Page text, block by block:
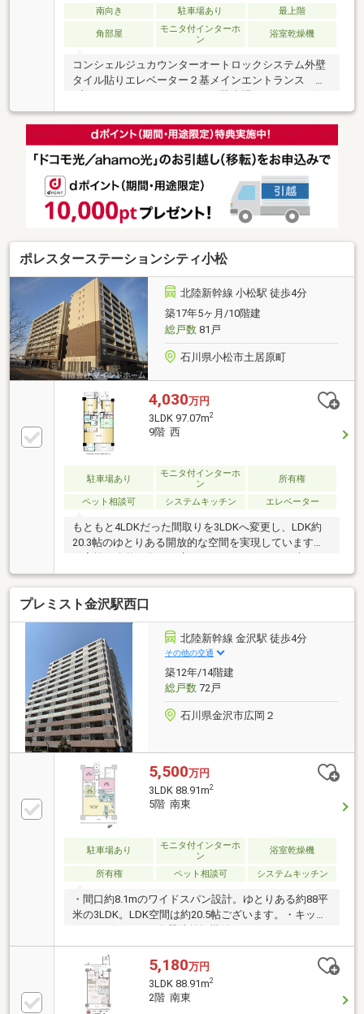
南向き 駐車場あり 最上階
角部屋
モニタ付インターホ
ン
浴室乾燥機
コンシェルジュカウンターオートロックシステム外壁
タイル貼りエレベーター２基メインエントランス サ
ブエントランストランクルーム駐車場にチェーンゲー
ト設置駐車場にロードヒーティング敷設ペット飼育可
（飼養細則参照）
ポレスターステーションシティ小松
北陸新幹線 小松駅 徒歩4分
築17年5ヶ月/10階建
総戸数81戸
石川県小松市土居原町
4,030万円
3LDK 97.07m2
9階 西
駐車場あり
モニタ付インターホ
ン
所有権
ペット相談可 システムキッチン エレベーター
もともと4LDKだった間取りを3LDKへ変更し、LDK約
20.3帖のゆとりある開放的な空間を実現しています。
家具を配置してもゆとりのある設計。2面バルコニー
付きで通風・採光も良好です。高層階ならではの開放
感も魅力のひとつ。大切なペットと一緒に暮らせる点
も嬉しいポイントです。利便性の高い立地とゆとりあ
る住空間を兼ね備えた、快適なマンションライフを叶
える一邸です。売主様居住中のため、ご内見は事前に
ご予約が必要です。お引渡しは2027年3月中旬以降で
す。
プレミスト金沢駅西口
北陸新幹線 金沢駅 徒歩4分
その他の交通
築12年/14階建
総戸数72戸
石川県金沢市広岡２
5,500万円
3LDK 88.91m2
5階 南東
駐車場あり
モニタ付インターホ
ン
浴室乾燥機
所有権 ペット相談可 システムキッチン
・間口約8.1mのワイドスパン設計。ゆとりある約88平
米の3LDK。LDK空間は約20.5帖ございます。・キッチ
勝手口も付いております。・浴室14×18サイズ。追い
焚き機能、浴室乾燥機付き。・家事動線に配慮した洗
面室2WAY動線・バルコニーにはスロップシンク（洗
い場）が付いており、ガーデニングや洗い物等、何か
と便利な設備です。・共用廊下より住戸玄関前に空間
5,180万円
3LDK 88.91m2
2階 南東